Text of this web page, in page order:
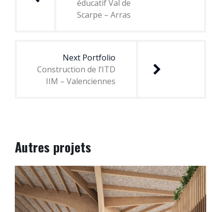
éducatif Val de
Scarpe – Arras
Next Portfolio
Construction de l’ITD
IIM – Valenciennes
Autres projets